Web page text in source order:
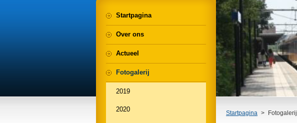
Startpagina > Fotogalerij
Startpagina
Over ons
Actueel
Fotogalerij
2019
2020